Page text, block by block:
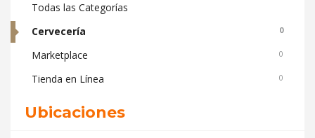
Todas las Categorías
Cervecería
0
Marketplace 0
Tienda en Línea 0
Ubicaciones